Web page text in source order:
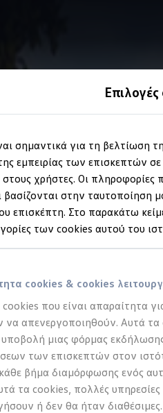
σημαντικά για τη βελτίωση
εμπειρίας των επισκεπτών
χρήστες. Οι
βασίζονται στην ταυτοποίηση
επισκέπτη. Στο παρακάτω
των cookies αυτού του
cookies & cookies
cookies που είναι απαραίτητα
να απενεργοποιηθούν. Αυτά
υποβολή μιας φόρμας
των επισκεπτών στον
βήμα διαμόρφωσης ενός
τα cookies, πολλές
ή δεν θα ήταν διαθέσιμες.
στη